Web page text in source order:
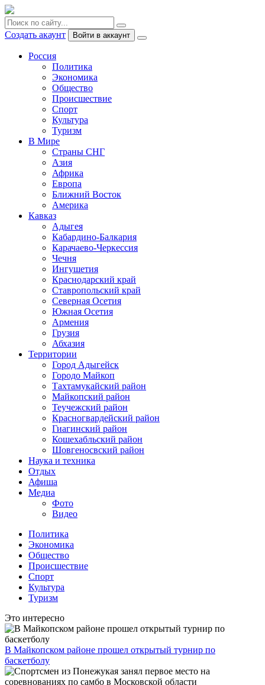
Создать акаунт Войти в аккаунт
Россия
Политика
Экономика
Общество
Происшествие
Спорт
Культура
Туризм
В Мире
Страны СНГ
Азия
Африка
Европа
Ближний Восток
Америка
Кавказ
Адыгея
Кабардино-Балкария
Карачаево-Черкессия
Чечня
Ингушетия
Краснодарский край
Ставропольский край
Северная Осетия
Южная Осетия
Армения
Грузия
Абхазия
Территории
Город Адыгейск
Городо Майкоп
Тахтамукайский район
Майкопский район
Теучежский район
Красногвардейский район
Гиагинский район
Кошехабльский район
Шовгеносвский район
Наука и техника
Отдых
Афиша
Медиа
Фото
Видео
Политика
Экономика
Общество
Происшествие
Спорт
Культура
Туризм
Это интересно
В Майкопском районе прошел открытый турнир по
баскетболу